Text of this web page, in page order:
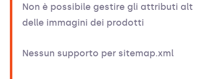
Non è possibile gestire gli attributi alt
delle immagini dei prodotti
Nessun supporto per sitemap.xml